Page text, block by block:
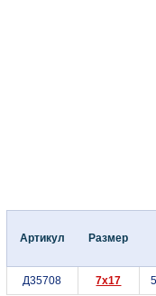
Артикул Размер
Д35708 7x17